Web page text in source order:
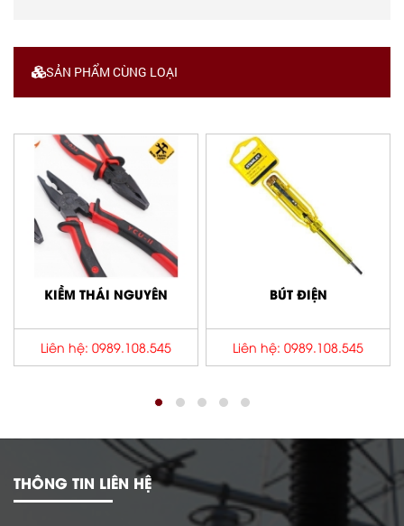
SẢN PHẨM CÙNG LOẠI
KIỀM THÁI NGUYÊN
Liên hệ: 0989.108.545
BÚT ĐIỆN
Liên hệ: 0989.108.545
THÔNG TIN LIÊN HỆ